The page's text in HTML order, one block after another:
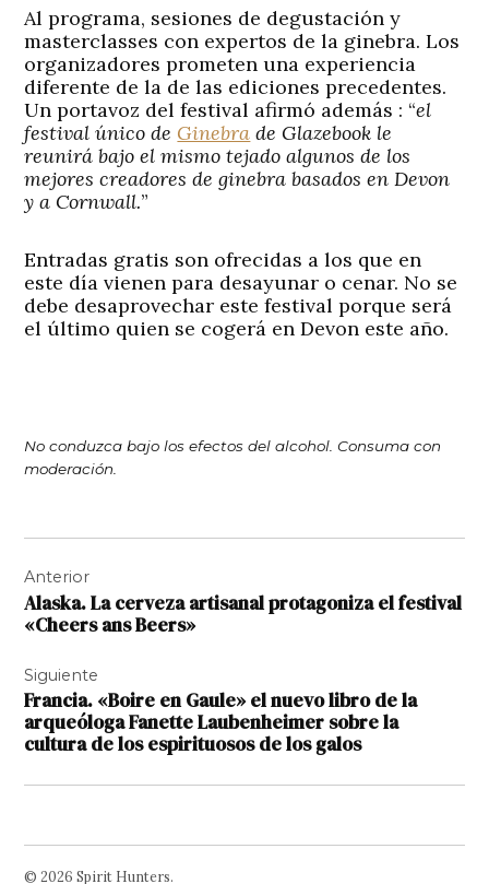
Al programa, sesiones de degustación y
masterclasses con expertos de la ginebra. Los
organizadores prometen una experiencia
diferente de la de las ediciones precedentes.
Un portavoz del festival afirmó además : “el
festival único de Ginebra de Glazebook le
reunirá bajo el mismo tejado algunos de los
mejores creadores de ginebra basados en Devon
y a Cornwall.”
Entradas gratis son ofrecidas a los que en
este día vienen para desayunar o cenar. No se
debe desaprovechar este festival porque será
el último quien se cogerá en Devon este año.
No conduzca bajo los efectos del alcohol. Consuma con
moderación.
de
entradas
Anterior
Alaska. La cerveza artisanal protagoniza el festival
«Cheers ans Beers»
Siguiente
Francia. «Boire en Gaule» el nuevo libro de la
arqueóloga Fanette Laubenheimer sobre la
cultura de los espirituosos de los galos
© 2026 Spirit Hunters.